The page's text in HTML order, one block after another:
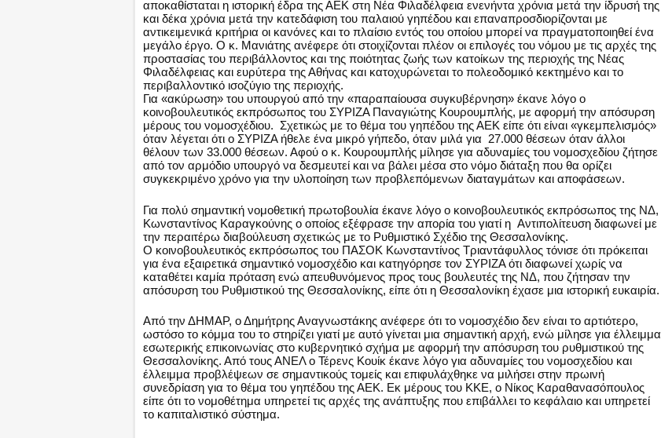
αποκαθίσταται η ιστορική έδρα της ΑΕΚ στη Νέα Φιλαδέλφεια ενενήντα χρόνια μετά την ίδρυσή της
και δέκα χρόνια μετά την κατεδάφιση του παλαιού γηπέδου και επαναπροσδιορίζονται με
αντικειμενικά κριτήρια οι κανόνες και το πλαίσιο εντός του οποίου μπορεί να πραγματοποιηθεί ένα
μεγάλο έργο. Ο κ. Μανιάτης ανέφερε ότι στοιχίζονται πλέον οι επιλογές του νόμου με τις αρχές της
προστασίας του περιβάλλοντος και της ποιότητας ζωής των κατοίκων της περιοχής της Νέας
Φιλαδέλφειας και ευρύτερα της Αθήνας και κατοχυρώνεται το πολεοδομικό κεκτημένο και το
περιβαλλοντικό ισοζύγιο της περιοχής.
Για «ακύρωση» του υπουργού από την «παραπαίουσα συγκυβέρνηση» έκανε λόγο ο
κοινοβουλευτικός εκπρόσωπος του ΣΥΡΙΖΑ Παναγιώτης Κουρουμπλής, με αφορμή την απόσυρση
μέρους του νομοσχέδιου. Σχετικώς με το θέμα του γηπέδου της ΑΕΚ είπε ότι είναι «γκεμπελισμός»
όταν λέγεται ότι ο ΣΥΡΙΖΑ ήθελε ένα μικρό γήπεδο, όταν μιλά για 27.000 θέσεων όταν άλλοι
θέλουν των 33.000 θέσεων. Αφού ο κ. Κουρουμπλής μίλησε για αδυναμίες του νομοσχεδίου ζήτησε
από τον αρμόδιο υπουργό να δεσμευτεί και να βάλει μέσα στο νόμο διάταξη που θα ορίζει
συγκεκριμένο χρόνο για την υλοποίηση των προβλεπόμενων διαταγμάτων και αποφάσεων.
Για πολύ σημαντική νομοθετική πρωτοβουλία έκανε λόγο ο κοινοβουλευτικός εκπρόσωπος της ΝΔ,
Κωνσταντίνος Καραγκούνης ο οποίος εξέφρασε την απορία του γιατί η Αντιπολίτευση διαφωνεί με
την περαιτέρω διαβούλευση σχετικώς με το Ρυθμιστικό Σχέδιο της Θεσσαλονίκης.
Ο κοινοβουλευτικός εκπρόσωπος του ΠΑΣΟΚ Κωνσταντίνος Τριαντάφυλλος τόνισε ότι πρόκειται
για ένα εξαιρετικά σημαντικό νομοσχέδιο και κατηγόρησε τον ΣΥΡΙΖΑ ότι διαφωνεί χωρίς να
καταθέτει καμία πρόταση ενώ απευθυνόμενος προς τους βουλευτές της ΝΔ, που ζήτησαν την
απόσυρση του Ρυθμιστικού της Θεσσαλονίκης, είπε ότι η Θεσσαλονίκη έχασε μια ιστορική ευκαιρία.
Από την ΔΗΜΑΡ, ο Δημήτρης Αναγνωστάκης ανέφερε ότι το νομοσχέδιο δεν είναι το αρτιότερο,
ωστόσο το κόμμα του το στηρίζει γιατί με αυτό γίνεται μια σημαντική αρχή, ενώ μίλησε για έλλειμμα
εσωτερικής επικοινωνίας στο κυβερνητικό σχήμα με αφορμή την απόσυρση του ρυθμιστικού της
Θεσσαλονίκης. Από τους ΑΝΕΛ ο Τέρενς Κουίκ έκανε λόγο για αδυναμίες του νομοσχεδίου και
έλλειμμα προβλέψεων σε σημαντικούς τομείς και επιφυλάχθηκε να μιλήσει στην πρωινή
συνεδρίαση για το θέμα του γηπέδου της ΑΕΚ. Εκ μέρους του ΚΚΕ, ο Νίκος Καραθανασόπουλος
είπε ότι το νομοθέτημα υπηρετεί τις αρχές της ανάπτυξης που επιβάλλει το κεφάλαιο και υπηρετεί
το καπιταλιστικό σύστημα.